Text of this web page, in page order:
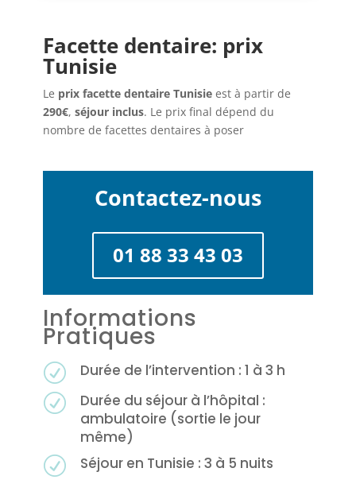
Facette dentaire: prix
Tunisie
Le prix facette dentaire Tunisieest à partir de
290€, séjour inclus. Le prix final dépend du
nombre de facettes dentaires à poser
Contactez-nous
01 88 33 43 03
Informations
Pratiques
R Durée de l’intervention : 1 à 3 h
R
Durée du séjour à l’hôpital :
ambulatoire (sortie le jour
même)
R Séjour en Tunisie : 3 à 5 nuits